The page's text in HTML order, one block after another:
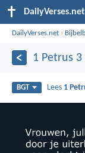
DailyVerses.net
DailyVerses.net ›
1 Petrus 3
BGT Lees 1